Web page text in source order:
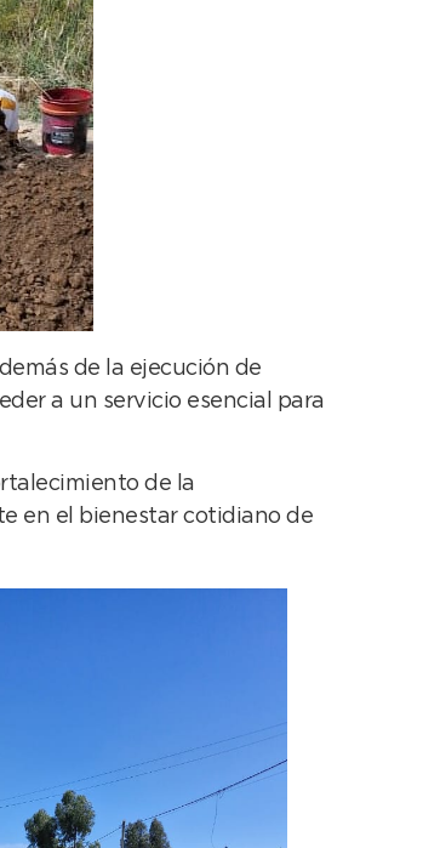
de la ejecución de
a un servicio esencial para
de la
en el bienestar cotidiano de